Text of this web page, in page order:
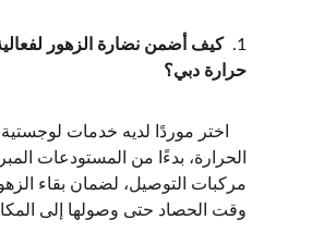
1.
كيف أضمن نضارة الزهور
حرارة دبي؟
اختر موردًا لديه خدمات
الحرارة، بدءًا من المستودعات
مركبات التوصيل، لضمان بقاء
وقت الحصاد حتى وصولها إلى